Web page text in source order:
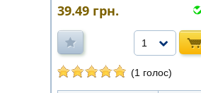
39.49 грн.
1
(1 голос)